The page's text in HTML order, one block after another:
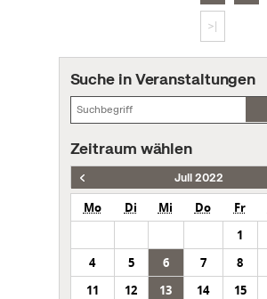
>|
Suche in Veranstaltungen
Zeitraum wählen
Juli 2022
Mo Di Mi Do Fr
1
4
5 6 7 8
11
12 13 14 15